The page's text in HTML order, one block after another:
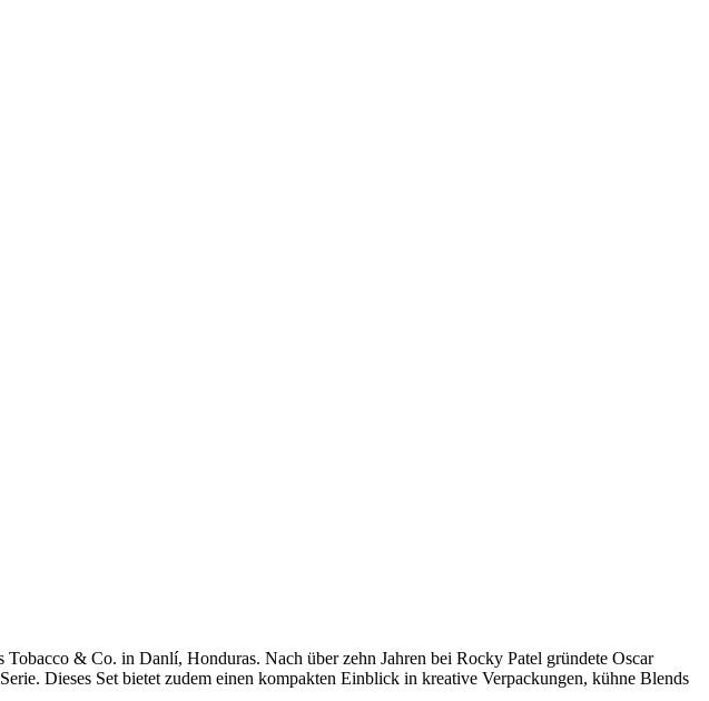
& Co. in Danlí, Honduras. Nach über zehn Jahren bei Rocky Patel gründete Oscar
Dieses Set bietet zudem einen kompakten Einblick in kreative Verpackungen, kühne Blends